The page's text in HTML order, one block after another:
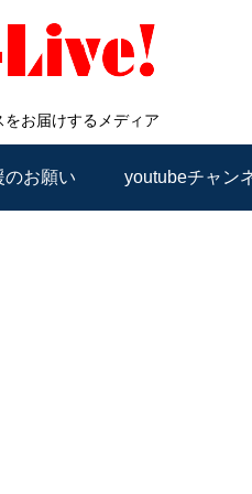
お届けするメディア
のお願い youtubeチャン